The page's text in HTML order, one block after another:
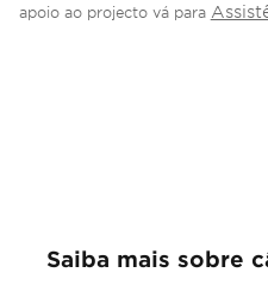
apoio ao projecto vá para
Saiba mais sobre